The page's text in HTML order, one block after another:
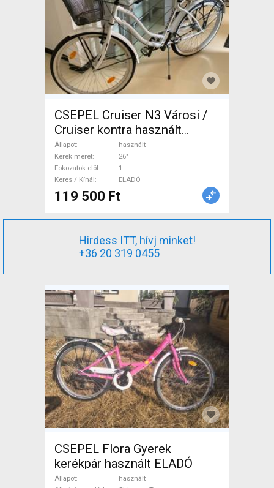
CSEPEL Cruiser N3 Városi /
Cruiser kontra használt
ELADÓ
Állapot
használt
Kerék méret
26"
Fokozatok elöl
1
Keres / Kínál
ELADÓ
119 500 Ft
Hirdess ITT, hívj minket!
+36 20 319 0455
CSEPEL Flora Gyerek
kerékpár használt ELADÓ
Állapot
használt